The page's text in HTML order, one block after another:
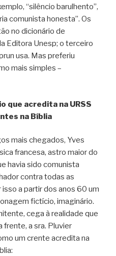
“silêncio barulhento”,
comunista honesta”. Os
no dicionário de
Editora Unesp; o terceiro
usa. Mas preferiu
mais simples –
que acredita na URSS
na Bíblia
mais chegados, Yves
francesa, astro maior do
havia sido comunista
contra todas as
a partir dos anos 60 um
fictício, imaginário.
cega à realidade que
frente, a sra. Pluvier
um crente acredita na